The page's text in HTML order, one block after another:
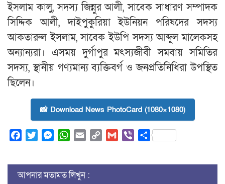
ইসলাম কালু, সদস্য জিন্নুর আলী, সাবেক সাধারণ সম্পাদক
সিদ্দিক আলী, দাইপুকুরিয়া ইউনিয়ন পরিষদের সদস্য
আকতারুল ইসলাম, সাবেক ইউপি সদস্য আব্দুল মালেকসহ
অন্যান্যরা। এসময় দুর্গাপুর মৎস্যজীবী সমবায় সমিতির
সদস্য, স্থানীয় গণ্যমান্য ব্যক্তিবর্গ ও জনপ্রতিনিধিরা উপস্থিত
ছিলেন।
📸 Download News PhotoCard (1080×1080)
FacebookTwitterMessenger
WhatsApp
Email Copy
Gmail ViberShare
আপনার মতামত লিখুন :